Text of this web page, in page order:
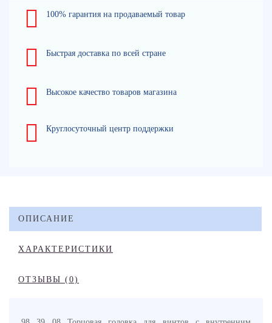
100% гарантия на продаваемый товар
Быстрая доставка по всей стране
Высокое качество товаров магазина
Круглосуточный центр поддержки
ОПИСАНИЕ
ХАРАКТЕРИСТИКИ
ОТЗЫВЫ (0)